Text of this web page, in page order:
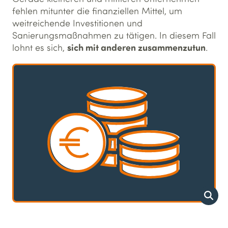
fehlen mitunter die finanziellen Mittel, um
weitreichende Investitionen und
Sanierungsmaßnahmen zu tätigen. In diesem Fall
lohnt es sich, sich mit anderen zusammenzutun.